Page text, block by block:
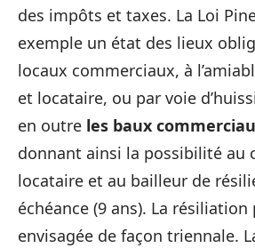
des impôts et taxes. La Loi
exemple un état des lieux
locaux commerciaux, à
et locataire, ou par voie
en outre les baux
donnant ainsi la possibilité au
locataire et au bailleur de
échéance (9 ans). La
envisagée de façon triennale.